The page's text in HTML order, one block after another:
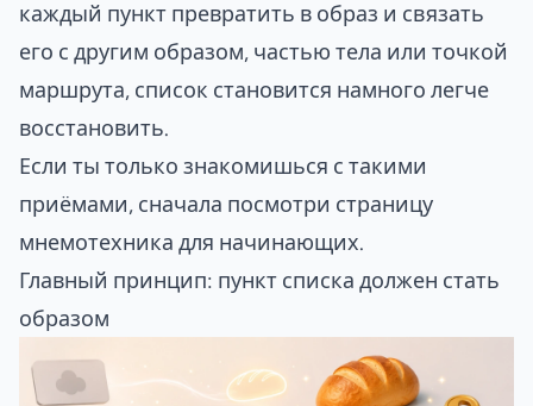
каждый пункт превратить в образ и связать
его с другим образом, частью тела или точкой
маршрута, список становится намного легче
восстановить.
Если ты только знакомишься с такими
приёмами, сначала посмотри страницу
мнемотехника для начинающих
Главный принцип: пункт списка должен стать
образом